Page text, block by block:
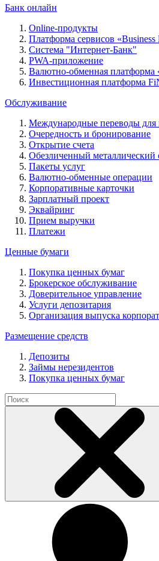
Банк онлайн
Online-продукты
Платформа сервисов «Business
Система "Интернет-Банк"
PWA-приложение
Валютно-обменная платформа
Инвестиционная платформа
Обслуживание
Международные переводы для
Очередность и бронирование
Открытие счета
Обезличенный металлический
Пакеты услуг
Валютно-обменные операции
Корпоративные карточки
Зарплатный проект
Эквайринг
Прием выручки
Платежи
Ценные бумаги
Покупка ценных бумаг
Брокерское обслуживание
Доверительное управление
Услуги депозитария
Организация выпуска
Размещение средств
Депозиты
Займы нерезидентов
Покупка ценных бумаг